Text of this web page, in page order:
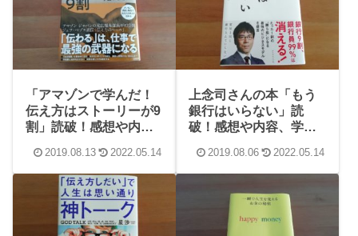
「アマゾンで学んだ！
伝え方はストーリーが9
割」読破！感想や内
2019.08.13 2022.05.14
上念司さんの本「もう
銀行はいらない」読
破！感想や内容、学ん
2019.08.06 2022.05.14